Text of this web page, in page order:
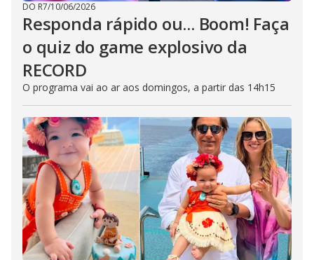
DO R7/10/06/2026
Responda rápido ou... Boom! Faça
o quiz do game explosivo da
RECORD
O programa vai ao ar aos domingos, a partir das 14h15